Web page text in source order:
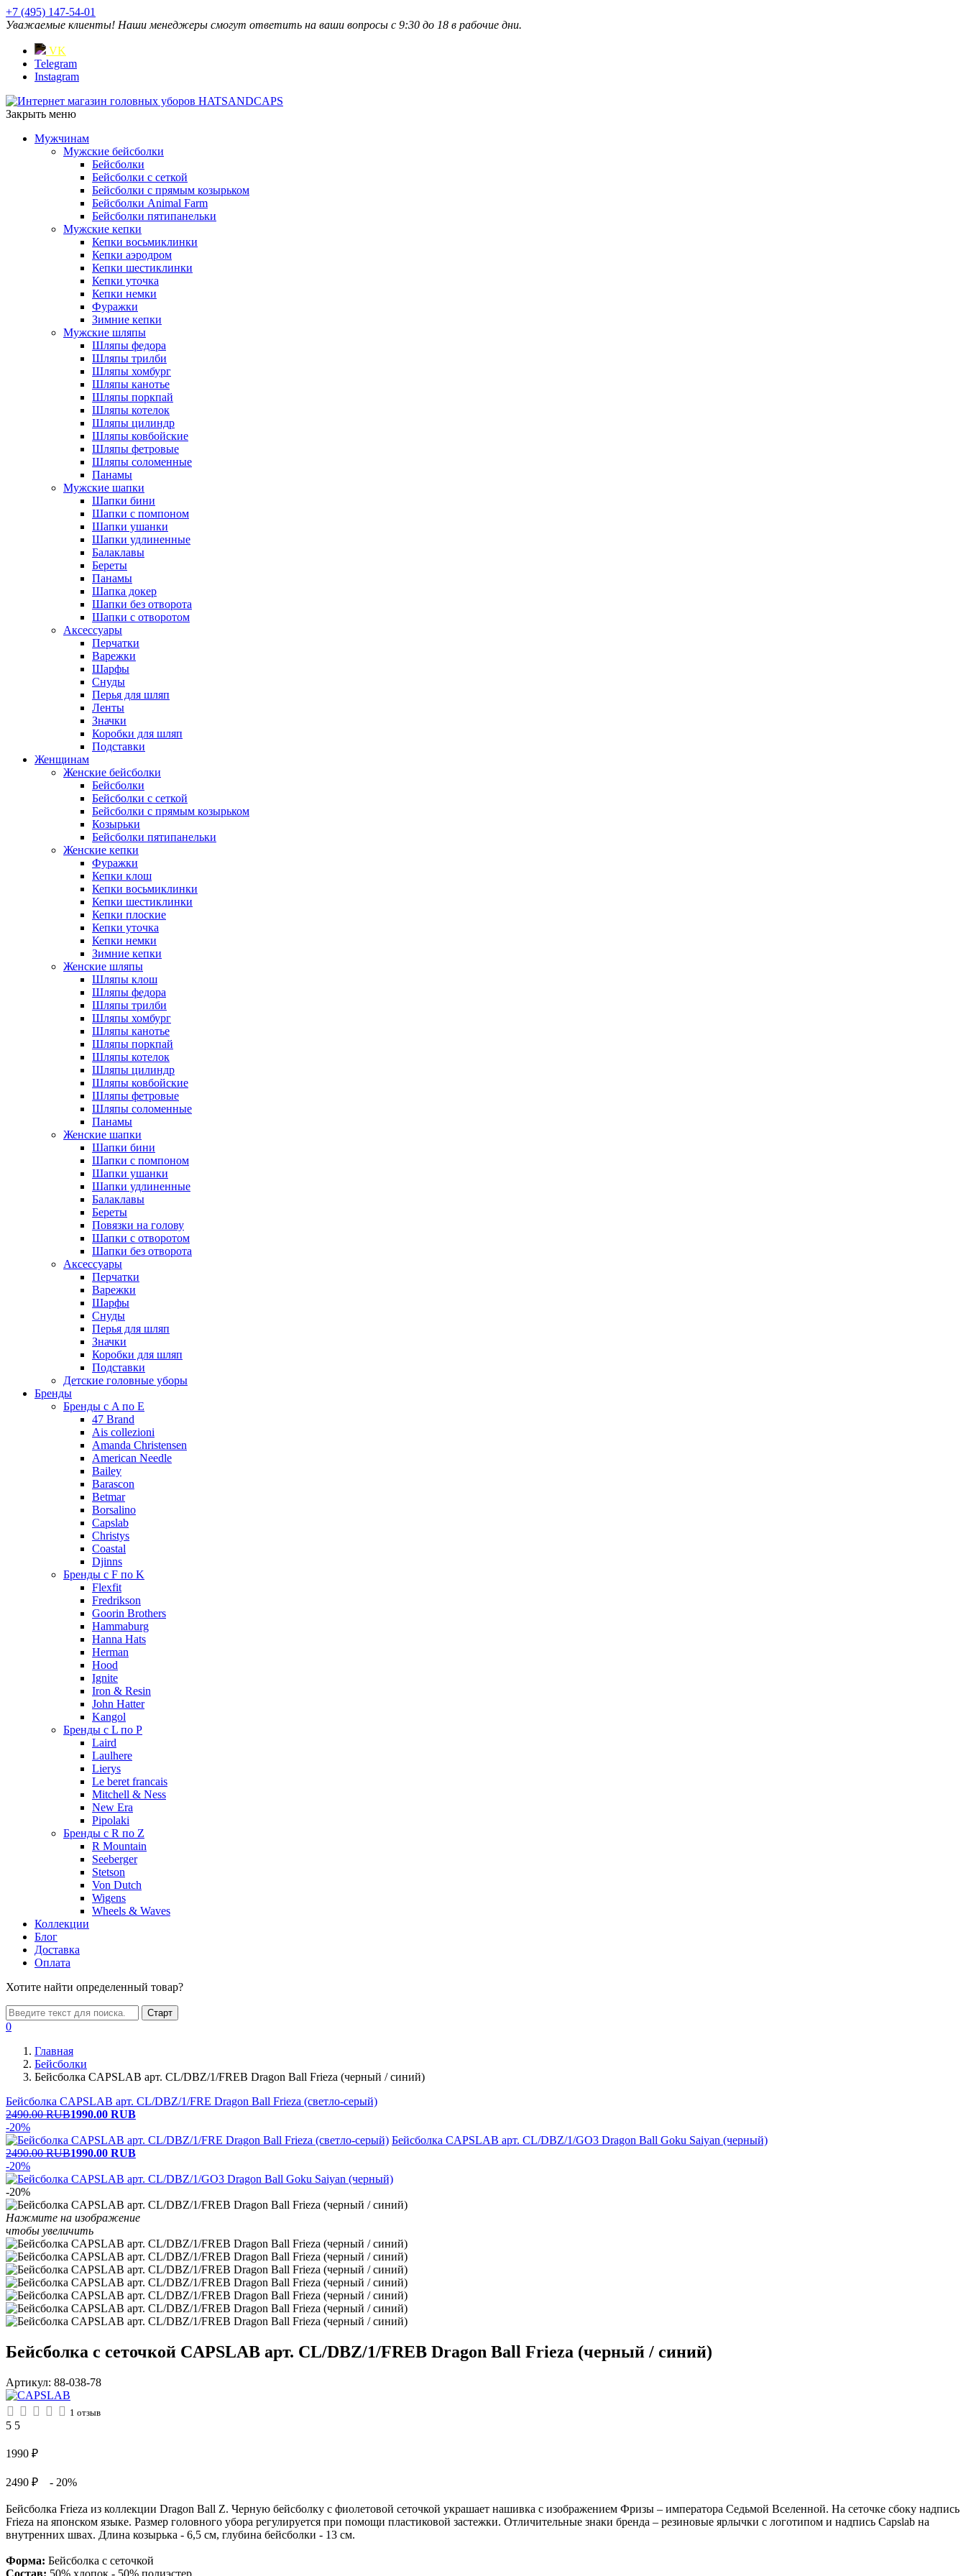
+7 (495) 147-54-01
Уважаемые клиенты! Наши менеджеры смогут ответить на ваши вопросы с 9:30 до 18 в рабочие дни.
VK
Telegram
Instagram
Закрыть меню
Мужчинам
Мужские бейсболки
Бейсболки
Бейсболки с сеткой
Бейсболки с прямым козырьком
Бейсболки Animal Farm
Бейсболки пятипанельки
Мужские кепки
Кепки восьмиклинки
Кепки аэродром
Кепки шестиклинки
Кепки уточка
Кепки немки
Фуражки
Зимние кепки
Мужские шляпы
Шляпы федора
Шляпы трилби
Шляпы хомбург
Шляпы канотье
Шляпы поркпай
Шляпы котелок
Шляпы цилиндр
Шляпы ковбойские
Шляпы фетровые
Шляпы соломенные
Панамы
Мужские шапки
Шапки бини
Шапки с помпоном
Шапки ушанки
Шапки удлиненные
Балаклавы
Береты
Панамы
Шапка докер
Шапки без отворота
Шапки с отворотом
Аксессуары
Перчатки
Варежки
Шарфы
Снуды
Перья для шляп
Ленты
Значки
Коробки для шляп
Подставки
Женщинам
Женские бейсболки
Бейсболки
Бейсболки с сеткой
Бейсболки с прямым козырьком
Козырьки
Бейсболки пятипанельки
Женские кепки
Фуражки
Кепки клош
Кепки восьмиклинки
Кепки шестиклинки
Кепки плоские
Кепки уточка
Кепки немки
Зимние кепки
Женские шляпы
Шляпы клош
Шляпы федора
Шляпы трилби
Шляпы хомбург
Шляпы канотье
Шляпы поркпай
Шляпы котелок
Шляпы цилиндр
Шляпы ковбойские
Шляпы фетровые
Шляпы соломенные
Панамы
Женские шапки
Шапки бини
Шапки с помпоном
Шапки ушанки
Шапки удлиненные
Балаклавы
Береты
Повязки на голову
Шапки с отворотом
Шапки без отворота
Аксессуары
Перчатки
Варежки
Шарфы
Снуды
Перья для шляп
Значки
Коробки для шляп
Подставки
Детские головные уборы
Бренды
Бренды с A по E
47 Brand
Ais collezioni
Amanda Christensen
American Needle
Bailey
Barascon
Betmar
Borsalino
Capslab
Christys
Coastal
Djinns
Бренды с F по K
Flexfit
Fredrikson
Goorin Brothers
Hammaburg
Hanna Hats
Herman
Hood
Ignite
Iron & Resin
John Hatter
Kangol
Бренды с L по P
Laird
Laulhere
Lierys
Le beret francais
Mitchell & Ness
New Era
Pipolaki
Бренды с R по Z
R Mountain
Seeberger
Stetson
Von Dutch
Wigens
Wheels & Waves
Коллекции
Блог
Доставка
Оплата
Хотите найти определенный товар?
Старт
0
Главная
Бейсболки
Бейсболка CAPSLAB арт. CL/DBZ/1/FREB Dragon Ball Frieza (черный / синий)
Бейсболка CAPSLAB арт. CL/DBZ/1/FRE Dragon Ball Frieza (светло-серый)
2490.00 RUB1990.00 RUB
-20%
Бейсболка CAPSLAB арт. CL/DBZ/1/GO3 Dragon Ball Goku Saiyan (черный)
2490.00 RUB1990.00 RUB
-20%
-20%
Нажмите на изображение
чтобы увеличить
Бейсболка с сеточкой CAPSLAB арт. CL/DBZ/1/FREB Dragon Ball Frieza (черный / синий)
Артикул: 88-038-78
1 отзыв
5 5
1990 ₽
2490 ₽ - 20%
Бейсболка Frieza из коллекции Dragon Ball Z. Черную бейсболку с фиолетовой сеточкой украшает нашивка с изображением Фризы – императора Седьмой Вселенной. На сеточке сбоку надпись
Frieza на японском языке. Размер головного убора регулируется при помощи пластиковой застежки. Отличительные знаки бренда – резиновые ярлычки с логотипом и надпись Capslab на
внутренних швах. Длина козырька - 6,5 см, глубина бейсболки - 13 см.
Форма: Бейсболка с сеточкой
Состав: 50% хлопок - 50% полиэстер